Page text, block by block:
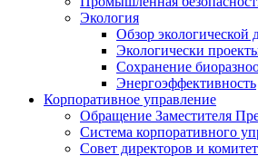
Экология
Обзор экологической
Экологически
Сохранение
Энергоэффективность
Корпоративное управление
Обращение Заместителя
Система корпоративного
Совет директоров и